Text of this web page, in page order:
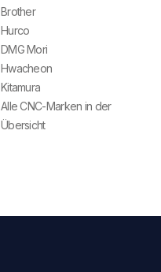
Brother
Hurco
DMG Mori
Hwacheon
Kitamura
Alle CNC-Marken in der
Übersicht